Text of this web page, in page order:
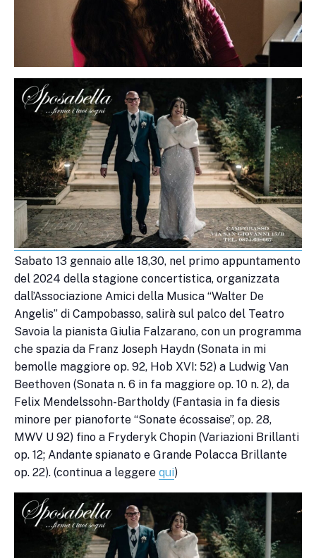
Sabato 13 gennaio alle 18,30, nel primo appuntamento
del 2024 della stagione concertistica, organizzata
dall’Associazione Amici della Musica “Walter De
Angelis” di Campobasso, salirà sul palco del Teatro
Savoia la pianista Giulia Falzarano, con un programma
che spazia da Franz Joseph Haydn (Sonata in mi
bemolle maggiore op. 92, Hob XVI: 52) a Ludwig Van
Beethoven (Sonata n. 6 in fa maggiore op. 10 n. 2), da
Felix Mendelssohn-Bartholdy (Fantasia in fa diesis
minore per pianoforte “Sonate écossaise”, op. 28,
MWV U 92) fino a Fryderyk Chopin (Variazioni Brillanti
op. 12; Andante spianato e Grande Polacca Brillante
op. 22). (continua a leggere qui)